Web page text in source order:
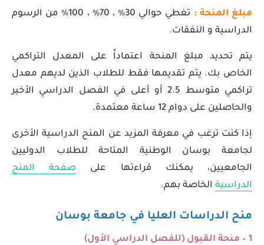
مبلغ المنحة :
تغطي حوالي 30٪ ، 70٪ ، 100٪ من الرسوم
الدراسية و النفقات.
يتم تحديد مبلغ المنحة اعتماداً على المعدل التراكمي
الخاص بك. يتم تقديمها فقط للطلاب الذين لديهم معدل
تراكمي متوسط 2.5 أو أعلى في الفصل الدراسي الأخير
والحاصلين على دوام 12 ساعة معتمدة.
إذا كنت ترغب في معرفة المزيد عن المنح الدراسية الأخرى
لجامعة بوسان الوطنية المتاحة للطلاب الدوليين
الجامعيين، يمكنك قراءتها على صفحة المنح
الدراسية الخاصة بهم.
منح الدراسات العليا في جامعة بوسان
1 – منحة القبول (للفصل الدراسي الأول)